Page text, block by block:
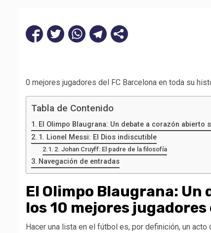
0 mejores jugadores del FC Barcelona en toda su
Tabla de Contenido
El Olimpo Blaugrana: Un debate a corazón
1. Lionel Messi: El Dios indiscutible
2. Johan Cruyff: El padre de la filosofía
Navegación de entradas
El Olimpo Blaugrana:
los 10 mejores
Hacer una lista en el fútbol es, por definición, un